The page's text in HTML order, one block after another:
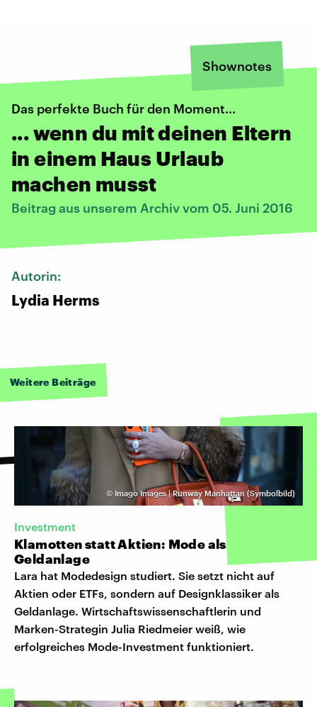
Shownotes
Das perfekte Buch für den Moment...
... wenn du mit deinen Eltern
in einem Haus Urlaub
machen musst
Beitrag aus unserem Archiv vom 05. Juni 2016
Autorin:
Lydia Herms
Weitere Beiträge
© Imago Images | Runway Manhattan (Symbolbild)
Investment
Klamotten statt Aktien: Mode als
Geldanlage
Lara hat Modedesign studiert. Sie setzt nicht auf
Aktien oder ETFs, sondern auf Designklassiker als
Geldanlage. Wirtschaftswissenschaftlerin und
Marken-Strategin Julia Riedmeier weiß, wie
erfolgreiches Mode-Investment funktioniert.